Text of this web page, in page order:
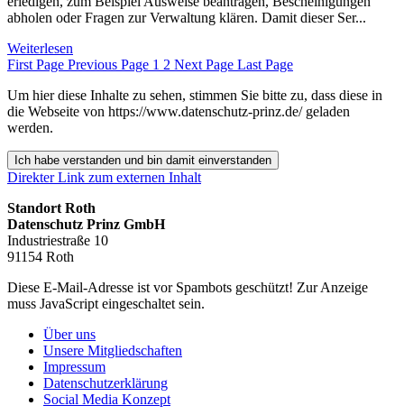
abholen oder Fragen zur Verwaltung klären. Damit dieser Ser...
Weiterlesen
First Page Previous Page 1 2 Next Page Last Page
Um hier diese Inhalte zu sehen, stimmen Sie bitte zu, dass diese in
die Webseite von https://www.datenschutz-prinz.de/ geladen
werden.
Ich habe verstanden und bin damit einverstanden
Direkter Link zum externen Inhalt
Standort Roth
Datenschutz Prinz GmbH
Industriestraße 10
91154 Roth
Diese E-Mail-Adresse ist vor Spambots geschützt! Zur Anzeige
muss JavaScript eingeschaltet sein.
Über uns
Unsere Mitgliedschaften
Impressum
Datenschutzerklärung
Social Media Konzept